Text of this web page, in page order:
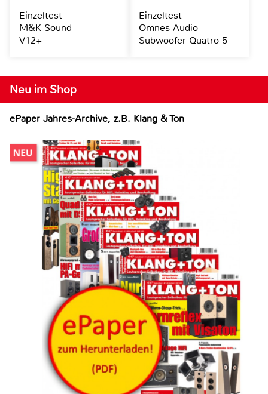
Neu im Shop
ePaper Jahres-Archive, z.B. Klang & Ton
Einzeltest
M&K Sound
V12+
Einzeltest
Omnes Audio
Subwoofer Quatro 5